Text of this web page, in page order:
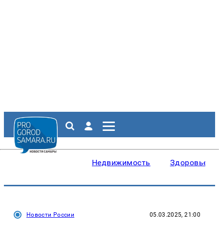
Недвижимость Здоровье
Новости России 05.03.2025, 21:00